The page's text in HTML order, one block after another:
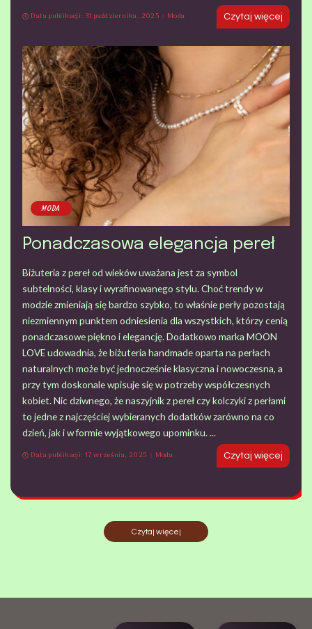
Data publikacji: 31 października, 2025
Moda Czytaj więcej
MODA
Ponadczasowa elegancja pereł
Biżuteria z pereł od wieków uważana jest za symbol
subtelności, klasy i wyrafinowanego stylu. Choć trendy w
modzie zmieniają się bardzo szybko, to właśnie perły pozostają
niezmiennym punktem odniesienia dla wszystkich, którzy cenią
ponadczasowe piękno i elegancję. Dodatkowo marka MOON
LOVE udowadnia, że biżuteria handmade oparta na perłach
naturalnych może być jednocześnie klasyczna i nowoczesna, a
przy tym doskonale wpisuje się w potrzeby współczesnych
kobiet. Nic dziwnego, że naszyjnik z pereł czy kolczyki z perłami
to jedne z najczęściej wybieranych dodatków zarówno na co
dzień, jak i w formie wyjątkowego upominku. ...
Data publikacji: 17 września, 2025
Moda Czytaj więcej
Czytaj więcej